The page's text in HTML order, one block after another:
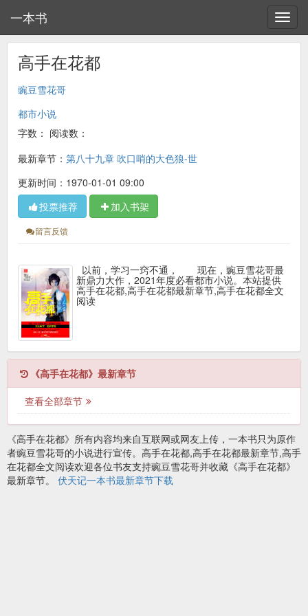
一本书
高手在花都
豌豆雪花哥
都市小说
字数： 阅读数：
最新章节： 第八十九章 吹口哨的大色狼-世
更新时间：1970-01-01 09:00
投票推荐
加入书架
留言反馈
以前，学习一窍不通， 现在，豌豆雪花哥最
新鼎力大作，2021年度必看都市小说。本站提供
高手在花都,高手在花都最新章节,高手在花都全文
阅读
《高手在花都》最新章节
查看全部章节
《高手在花都》所有内容均来自互联网或网友上传，一本书只为原作
者豌豆雪花哥的小说进行宣传。高手在花都,高手在花都最新章节,高手
在花都全文阅读欢迎各位书友支持豌豆雪花哥并收藏《高手在花都》
最新章节。 伏天记一本书最新章节下载